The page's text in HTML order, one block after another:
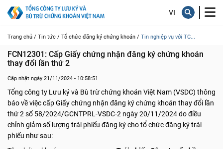
Trang chủ / Tin tức / Tổ chức đăng ký chứng khoán / Tin nghiệp vụ với TC...
FCN12301: Cấp Giấy chứng nhận đăng ký chứng khoán
thay đổi lần thứ 2
Cập nhật ngày 21/11/2024 - 10:58:51
Tổng công ty Lưu ký và Bù trừ chứng khoán Việt Nam (VSDC) thông
báo về việc cấp Giấy chứng nhận đăng ký chứng khoán thay đổi lần
thứ 2 số 58/2024/GCNTPRL-VSDC-2 ngày 20/11/2024 do điều
chỉnh giảm số lượng trái phiếu đăng ký cho tổ chức đăng ký trái
phiếu như sau: